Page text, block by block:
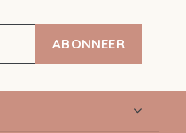
ABONNEER